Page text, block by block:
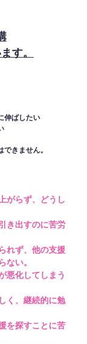
す。
伸ばしたい
きません。
がらず、どうし
き出すのに苦労
れず、他の支援
ない。
悪化してしまう
く、継続的に勉
を探すことに苦